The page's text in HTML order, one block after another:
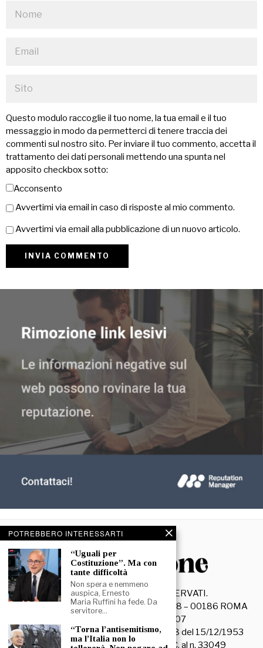
Questo modulo raccoglie il tuo nome, la tua email e il tuo
messaggio in modo da permetterci di tenere traccia dei
commenti sul nostro sito. Per inviare il tuo commento, accetta il
trattamento dei dati personali mettendo una spunta nel
apposito checkbox sotto:
Acconsento
Avvertimi via email in caso di risposte al mio commento.
Avvertimi via email alla pubblicazione di un nuovo articolo.
© 2026- TUTTI I DIRITTI RISERVATI.
La Discussione S.r.l. – Piazza Capranica, 78 – 00186 ROMA
C.F. e P. IVA 15045971007
Registrazione Tribunale di Roma n. 3628 del 15/12/1953
La società editrice è iscritta al R.O.C. al n. 33049
POTREBBERO INTERESSARTI
“Uguali per
Costituzione”. Ma con
tante difficoltà
Non spera e nemmeno
auspica, Ernesto
Maria Ruffini ha fede. Da
servitore…
“Torna l’antisemitismo,
ma l’Italia non lo